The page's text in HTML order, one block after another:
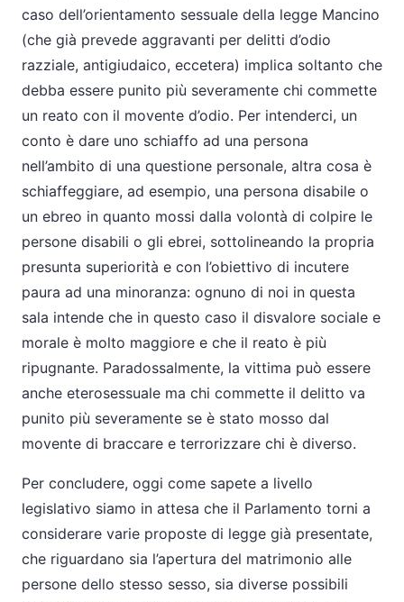
caso dell’orientamento sessuale della legge Mancino
(che già prevede aggravanti per delitti d’odio
razziale, antigiudaico, eccetera) implica soltanto che
debba essere punito più severamente chi commette
un reato con il movente d’odio. Per intenderci, un
conto è dare uno schiaffo ad una persona
nell’ambito di una questione personale, altra cosa è
schiaffeggiare, ad esempio, una persona disabile o
un ebreo in quanto mossi dalla volontà di colpire le
persone disabili o gli ebrei, sottolineando la propria
presunta superiorità e con l’obiettivo di incutere
paura ad una minoranza: ognuno di noi in questa
sala intende che in questo caso il disvalore sociale e
morale è molto maggiore e che il reato è più
ripugnante. Paradossalmente, la vittima può essere
anche eterosessuale ma chi commette il delitto va
punito più severamente se è stato mosso dal
movente di braccare e terrorizzare chi è diverso.
Per concludere, oggi come sapete a livello
legislativo siamo in attesa che il Parlamento torni a
considerare varie proposte di legge già presentate,
che riguardano sia l’apertura del matrimonio alle
persone dello stesso sesso, sia diverse possibili